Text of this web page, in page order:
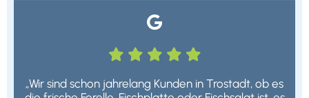

    
„Wir sind schon jahrelang Kunden in Trostadt, ob es